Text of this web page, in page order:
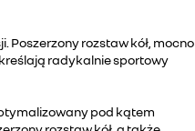
rozstaw kół, mocno
radykalnie sportowy
pod kątem